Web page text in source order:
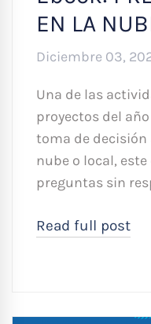
EN LA
Diciembre 03,
Una de las
proyectos del
toma de decisión
nube o local,
preguntas sin
Read full post